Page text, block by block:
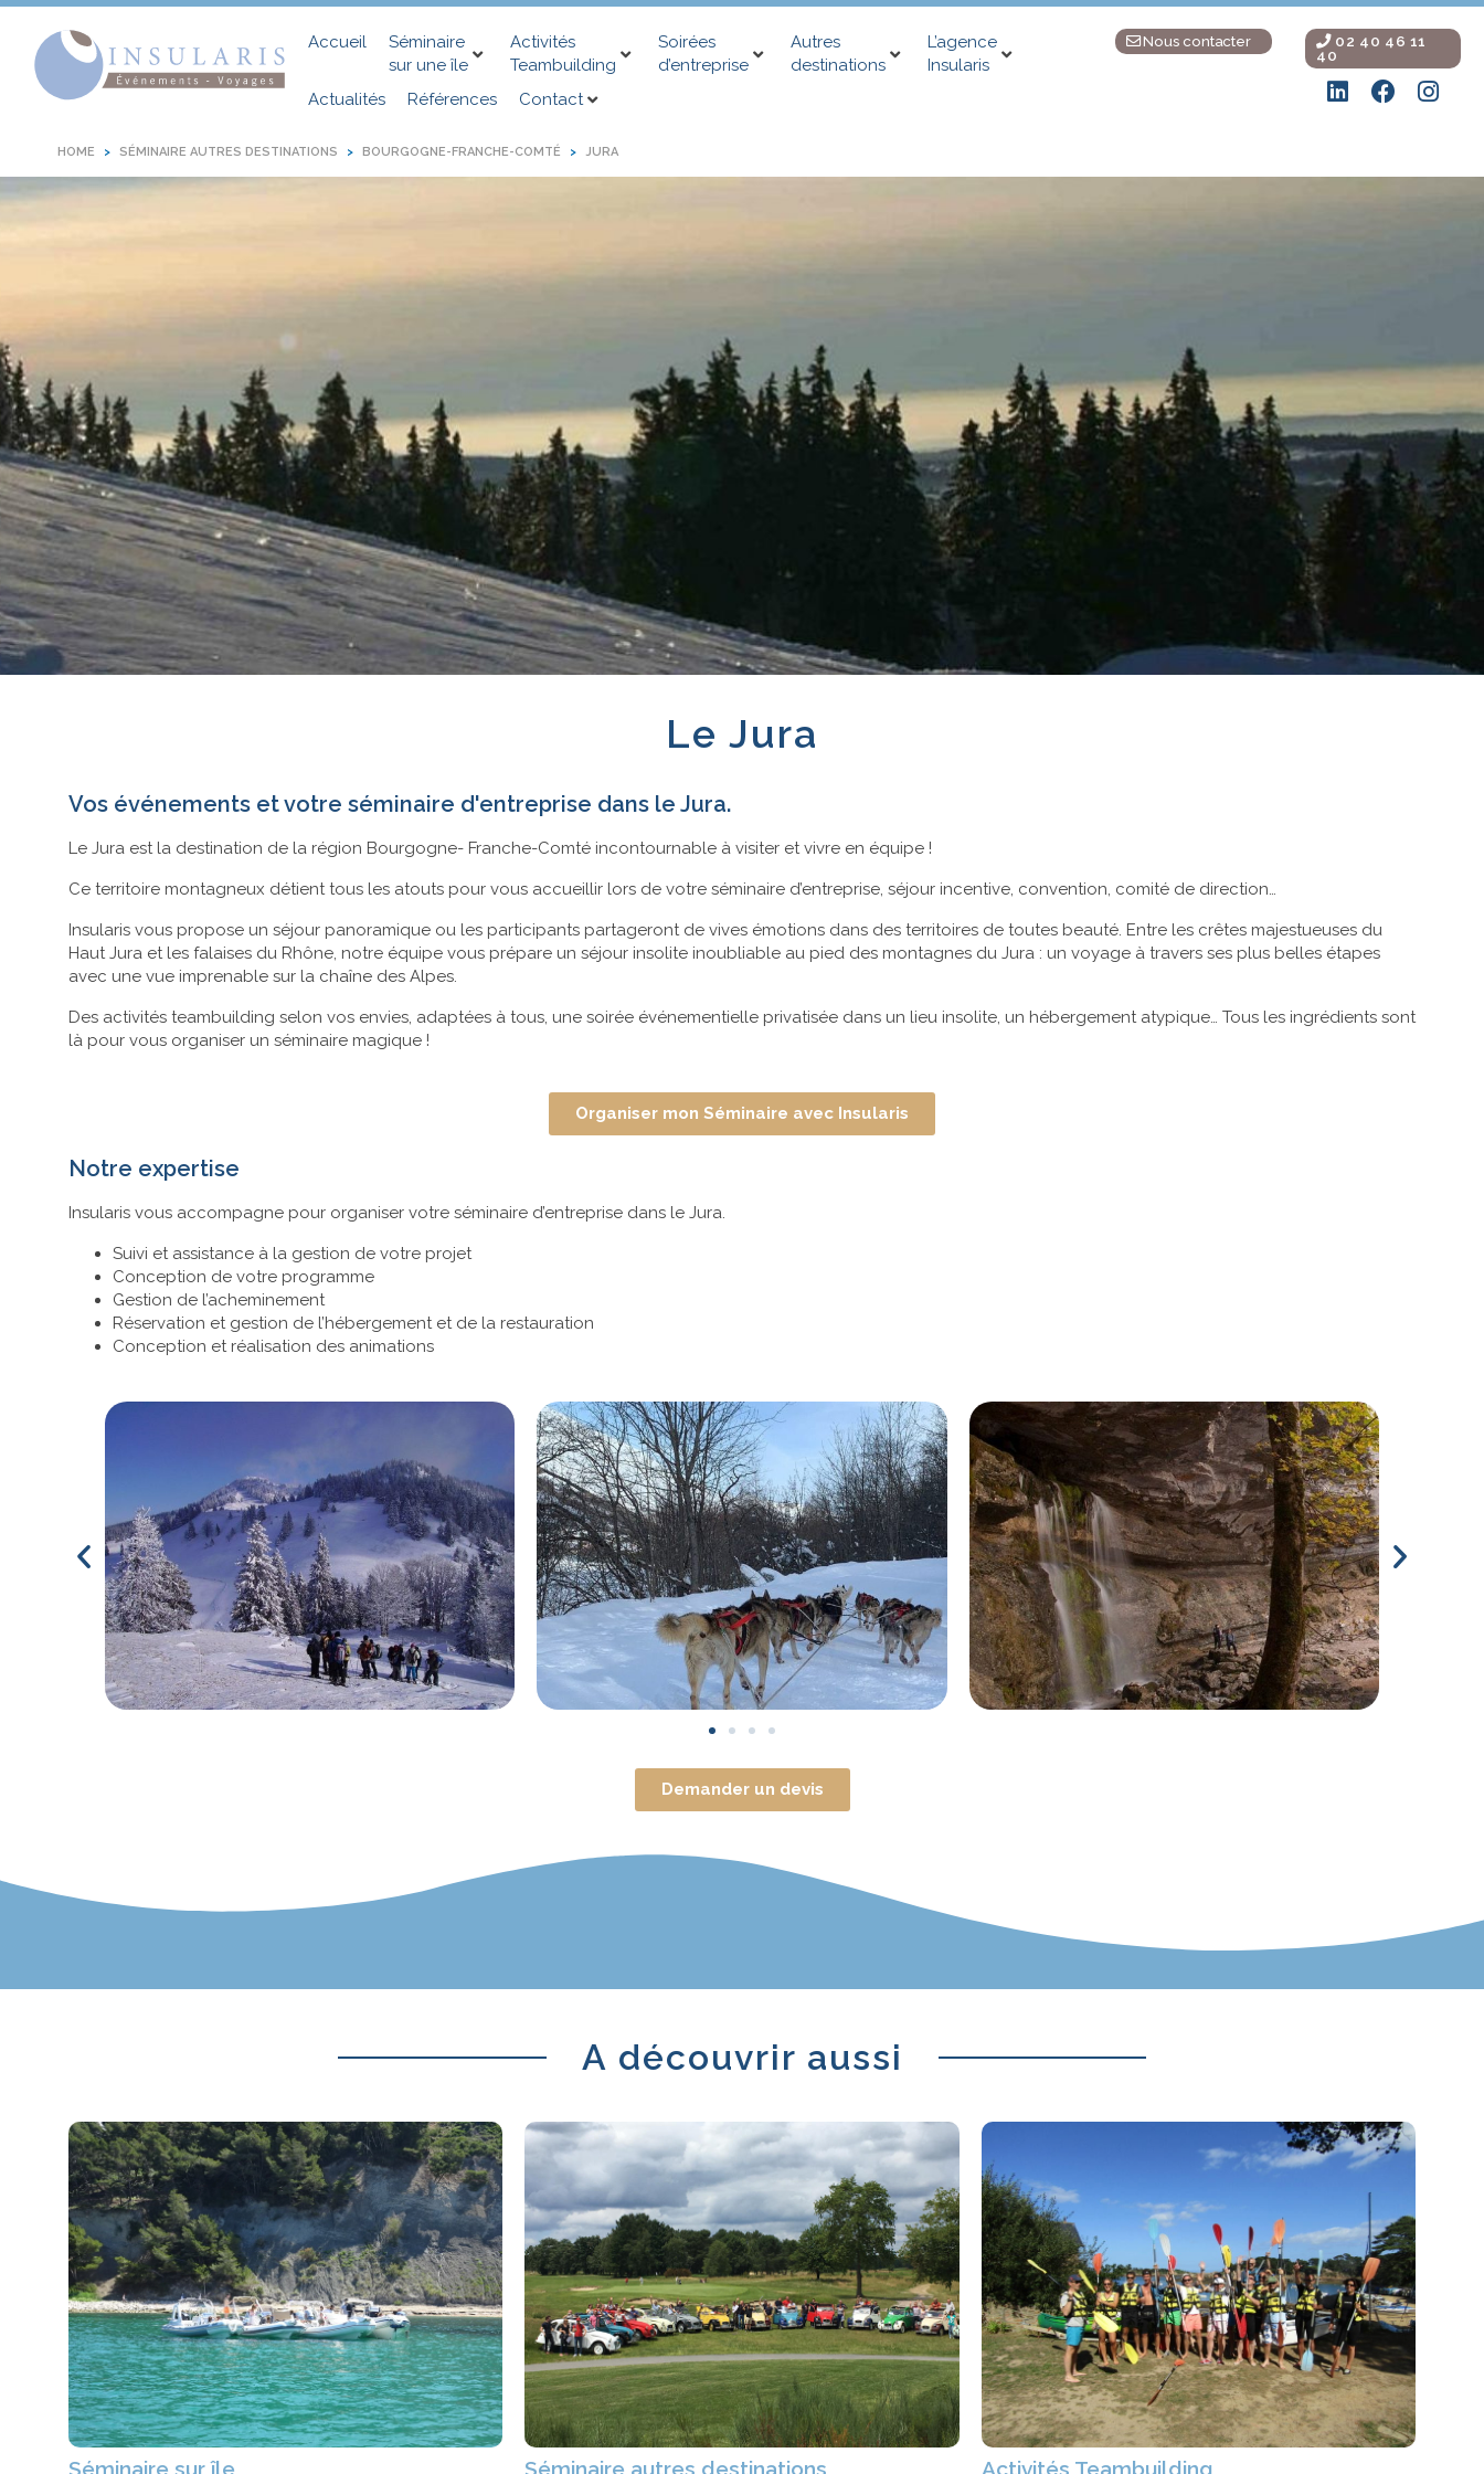
Accueil
Séminaire
sur une île
Activités
Teambuilding
Soirées
d’entreprise
Autres
destinations
L’agence
Insularis
Actualités
Références Contact
Nous contacter
02 40 46 11
40
HOME SÉMINAIRE AUTRES DESTINATIONS BOURGOGNE-FRANCHE-COMTÉ JURA
Le Jura
Vos événements et votre séminaire d'entreprise dans le Jura.
Le Jura est la destination de la région Bourgogne- Franche-Comté incontournable à visiter et vivre en équipe !
Ce territoire montagneux détient tous les atouts pour vous accueillir lors de votre séminaire d’entreprise, séjour incentive, convention, comité de direction…
Insularis vous propose un séjour panoramique ou les participants partageront de vives émotions dans des territoires de toutes beauté. Entre les crêtes majestueuses du
Haut Jura et les falaises du Rhône, notre équipe vous prépare un séjour insolite inoubliable au pied des montagnes du Jura : un voyage à travers ses plus belles étapes
avec une vue imprenable sur la chaîne des Alpes.
Des activités teambuilding selon vos envies, adaptées à tous, une soirée événementielle privatisée dans un lieu insolite, un hébergement atypique… Tous les ingrédients sont
là pour vous organiser un séminaire magique !
Organiser mon Séminaire avec Insularis
Notre expertise
Insularis vous accompagne pour organiser votre séminaire d’entreprise dans le Jura.
Suivi et assistance à la gestion de votre projet
Conception de votre programme
Gestion de l’acheminement
Réservation et gestion de l’hébergement et de la restauration
Conception et réalisation des animations
Demander un devis
A découvrir aussi
Séminaire sur île Séminaire autres destinations Activités Teambuilding